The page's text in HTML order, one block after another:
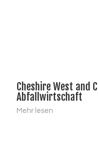
Cheshire West and
Abfallwirtschaft
Mehr lesen